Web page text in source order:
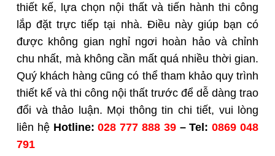
thiết kế, lựa chọn nội thất và tiến hành thi công
lắp đặt trực tiếp tại nhà. Điều này giúp bạn có
được không gian nghỉ ngơi hoàn hảo và chỉnh
chu nhất, mà không cần mất quá nhiều thời gian.
Quý khách hàng cũng có thể tham khảo quy trình
thiết kế và thi công nội thất trước để dễ dàng trao
đổi và thảo luận. Mọi thông tin chi tiết, vui lòng
liên hệ Hotline:028 777 888 39– Tel:0869 048
791